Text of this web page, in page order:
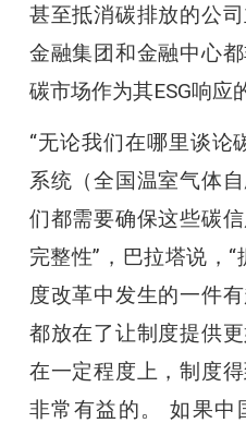
甚至抵消碳排放的公
金融集团和金融中心
碳市场作为其ESG响应
“无论我们在哪里谈论
系统（全国温室气体
们都需要确保这些碳
完整性”，巴拉塔说，“
度改革中发生的一件
都放在了让制度提供
在一定程度上，制度
非常有益的。 如果中